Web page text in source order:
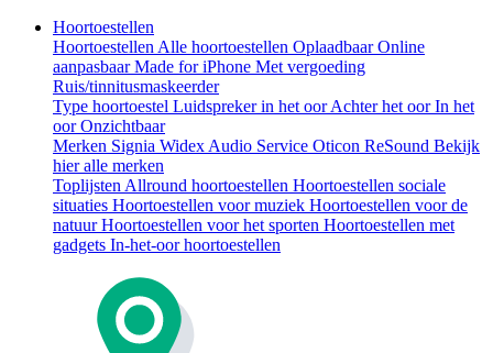
Hoortoestellen
Hoortoestellen Alle hoortoestellen OplaadbaarOnline
aanpasbaarMade for iPhone Met vergoeding
Ruis/tinnitusmaskeerder
Type hoortoestel Luidspreker in het oorAchter het oorIn het
oorOnzichtbaar
Merken Signia Widex Audio Service Oticon ReSound Bekijk
hier alle merken
Toplijsten Allround hoortoestellen Hoortoestellen sociale
situaties Hoortoestellen voor muziek Hoortoestellen voor de
natuurHoortoestellen voor het sporten Hoortoestellen met
gadgets In-het-oor hoortoestellen